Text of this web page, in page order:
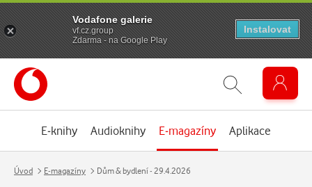
E-knihy Audioknihy E-magazíny Aplikace
Úvod E-magazíny Dům & bydlení - 29.4.2026
Vodafone galerie
vf.cz.group
Zdarma - na Google Play
Instalovat